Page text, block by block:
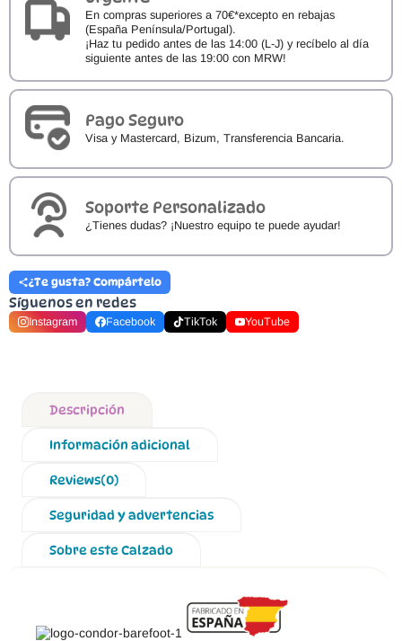
En compras superiores a 70€*excepto en rebajas
(España Península/Portugal).
¡Haz tu pedido antes de las 14:00 (L-J) y recíbelo al día
siguiente antes de las 19:00 con MRW!
Pago Seguro
Visa y Mastercard, Bizum, Transferencia Bancaria.
Soporte Personalizado
¿Tienes dudas? ¡Nuestro equipo te puede ayudar!
¿Te gusta? Compártelo
Síguenos en redes
Instagram Facebook TikTok YouTube
Descripción
Información adicional
Reviews(0)
Seguridad y advertencias
Sobre este Calzado